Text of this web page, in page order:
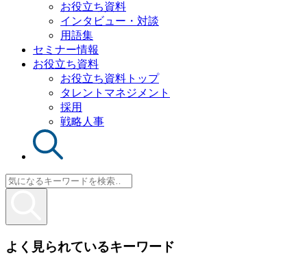
お役立ち資料
インタビュー・対談
用語集
セミナー情報
お役立ち資料
お役立ち資料トップ
タレントマネジメント
採用
戦略人事
よく見られているキーワード